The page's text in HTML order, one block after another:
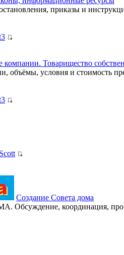
приказы и
Товарищество
объёмы, условия и стоимость
Создание Совета дома
координация,